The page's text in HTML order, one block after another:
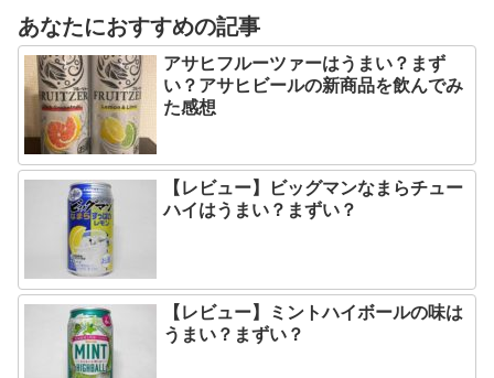
あなたにおすすめの記事
アサヒフルーツァーはうまい？まず
い？アサヒビールの新商品を飲んでみ
た感想
【レビュー】ビッグマンなまらチュー
ハイはうまい？まずい？
【レビュー】ミントハイボールの味は
うまい？まずい？